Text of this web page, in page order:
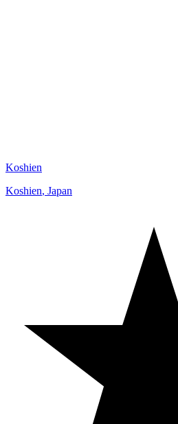
Koshien
Koshien, Japan